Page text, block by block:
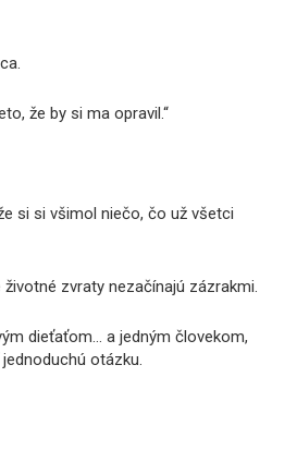
že by si ma opravil.“
si si všimol niečo, čo už všetci
zvraty nezačínajú zázrakmi.
dieťaťom… a jedným človekom,
otázku.